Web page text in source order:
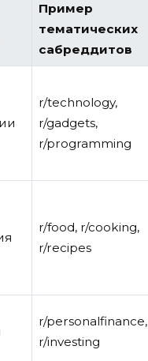
Пример
тематических
сабреддитов
r/technology,
r/gadgets,
r/programming
r/food, r/cooking,
r/recipes
r/personalfinance,
r/investing